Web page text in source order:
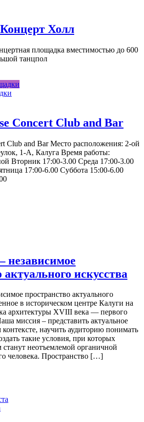
Холл
площадка вместимостью до 600
танцпол
Concert Club and Bar
Club and Bar Место расположения: 2-ой
1-А, Калуга Время работы:
Вторник 17:00-3.00 Среда 17:00-3.00
17:00-6.00 Суббота 15:00-6.00
независимое
актуального искусства
пространство актуального
в историческом центре Калуги на
архитектуры XVIII века — первого
миссия – представить актуальное
научить аудиторию понимать
такие условия, при которых
станут неотъемлемой органичной
человека. Пространство […]